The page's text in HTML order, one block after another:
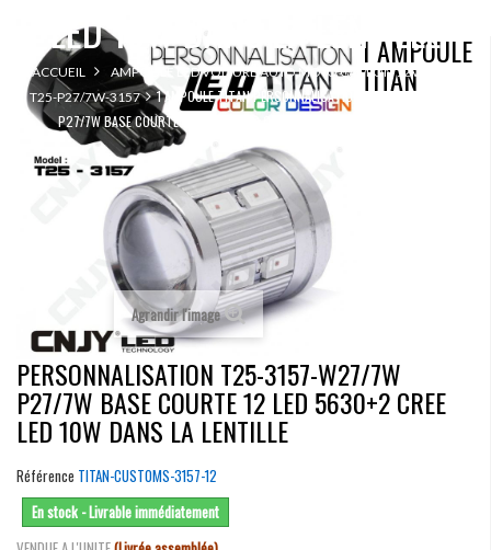
LED 10W DANS LA LENTILLE
ACCUEIL
AMPOULE LED VOITURE AUTO MOTO CAMION 12V 24V
T25-P27/7W-3157
1 AMPOULE TITAN PERSONNALISATION T25-3157-W27/7W
P27/7W BASE COURTE 12 LED 5630+2 CREE LED 10W DANS LA LENTILLE
Agrandir l'image
1 AMPOULE
TITAN
PERSONNALISATION T25-3157-W27/7W
P27/7W BASE COURTE 12 LED 5630+2 CREE
LED 10W DANS LA LENTILLE
Référence TITAN-CUSTOMS-3157-12
En stock - Livrable immédiatement